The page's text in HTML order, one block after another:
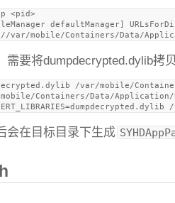
<pid>
defaultManager]
需要将dumpdecrypted.dylib拷
/var/mobile/
Containers/Data/Application/
会在目标目录下生成